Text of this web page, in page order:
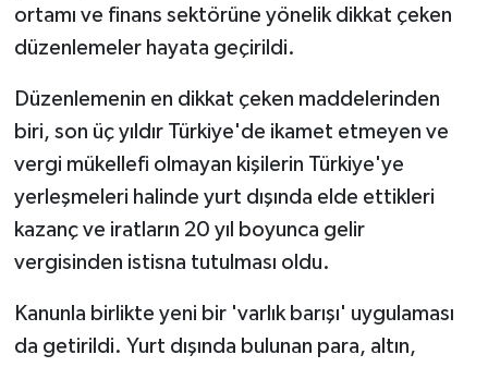
ortamı ve finans sektörüne yönelik dikkat çeken
düzenlemeler hayata geçirildi.
Düzenlemenin en dikkat çeken maddelerinden
biri, son üç yıldır Türkiye'de ikamet etmeyen ve
vergi mükellefi olmayan kişilerin Türkiye'ye
yerleşmeleri halinde yurt dışında elde ettikleri
kazanç ve iratların 20 yıl boyunca gelir
vergisinden istisna tutulması oldu.
Kanunla birlikte yeni bir 'varlık barışı' uygulaması
da getirildi. Yurt dışında bulunan para, altın,